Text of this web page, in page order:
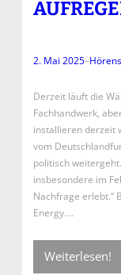
2. Mai 2025–
Derzeit läuft die
Fachhandwerk,
installieren derzeit
vom
politisch
insbesondere im
Nachfrage erlebt.“
Energy.…
Weiterlesen!